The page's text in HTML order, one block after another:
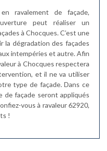
ravalement de façade,
peut réaliser un
à Chocques. C’est une
la dégradation des façades
intempéries et autre. Afin
à Chocques respectera
et il ne va utiliser
type de façade. Dans ce
de façade seront appliqués
vous à ravaleur 62920,
!